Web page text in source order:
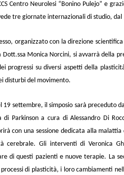
Centro Neurolesi “Bonino Pulejo” e
tre giornate internazionali di studio, dal
organizzato con la direzione scientifica
Dott.ssa Monica Norcini, si avvarrà della
progressi su diversi aspetti della
disturbi del movimento.
19 settembre, il simposio sarà preceduto
di Parkinson a cura diAlessandro Di
con una sessione dedicata alla
cerebrale. Gli interventi di Veronica
di questi pazienti e nuove terapie. La
di plasticità, i loro cambiamenti